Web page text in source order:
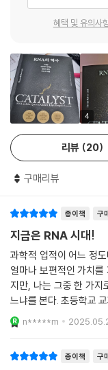
이러한 장점을 지닌
재력을 드러냈다. 2000
학자들이 노벨상을 10개
잡지 기사와 특허 수가 급
현재 개발 단계에 있는
고, 2022년 한 해만 해
생명공학 스타트업에 투
수십 년에 걸친 과학적
이 책은 저자를 비롯한
운 힘을 처음으로 엿보
매할 수 있다는 저자 자
학 기술까지 아우른다.
다시 쓰는 크리스퍼부터
신, RNA를 통한 난치병
혜택 및 유의사
4
리뷰 20
구매리뷰
종이책 구
지금은 RNA 시대!
과학적 업적이 어느 정
얼마나 보편적인 가치
지만, 나는 그중 한 가지
느냐를 본다. 초등학교
야말로 누구라도 알아야
으로 중고등학교 교과서
n*****m
종이책 구